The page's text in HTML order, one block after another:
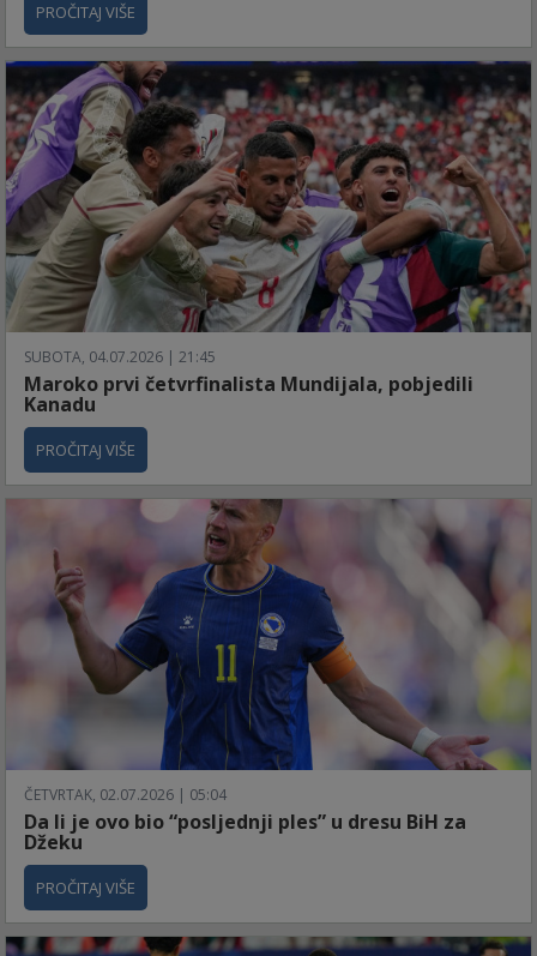
PROČITAJ VIŠE
SUBOTA, 04.07.2026 | 21:45
Maroko prvi četvrfinalista Mundijala, pobjedili
Kanadu
PROČITAJ VIŠE
ČETVRTAK, 02.07.2026 | 05:04
Da li je ovo bio “posljednji ples” u dresu BiH za
Džeku
PROČITAJ VIŠE